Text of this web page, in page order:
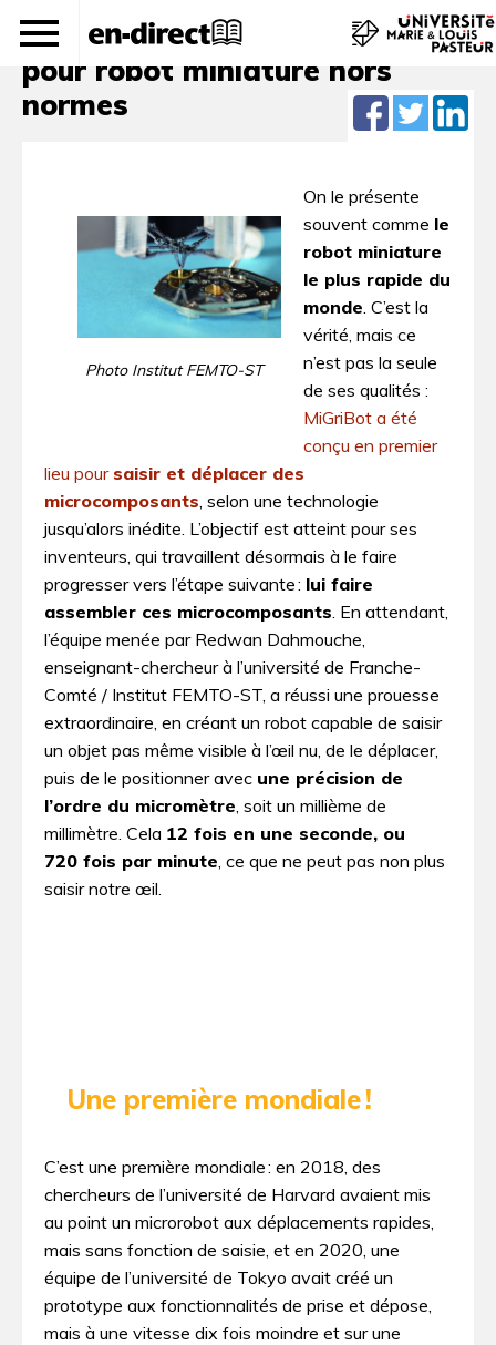
Performances exceptionnelles
pour robot miniature hors
normes
Photo Institut FEMTO-ST
On le présente
souvent comme le
robot miniature
le plus rapide du
monde. C’est la
vérité, mais ce
n’est pas la seule
de ses qualités :
MiGriBot a été
conçu en premier
lieu pour saisir et déplacer des
microcomposants, selon une technologie
jusqu’alors inédite. L’objectif est atteint pour ses
inventeurs, qui travaillent désormais à le faire
progresser vers l’étape suivante : lui faire
assembler ces microcomposants. En attendant,
l’équipe menée par Redwan Dahmouche,
enseignant-chercheur à l’université de Franche-
Comté / Institut FEMTO-ST, a réussi une prouesse
extraordinaire, en créant un robot capable de saisir
un objet pas même visible à l’œil nu, de le déplacer,
puis de le positionner avec une précision de
l’ordre du micromètre, soit un millième de
millimètre. Cela 12 fois en une seconde, ou
720 fois par minute, ce que ne peut pas non plus
saisir notre œil.
Une première mondiale !
C’est une première mondiale : en 2018, des
chercheurs de l’université de Harvard avaient mis
au point un microrobot aux déplacements rapides,
mais sans fonction de saisie, et en 2020, une
équipe de l’université de Tokyo avait créé un
prototype aux fonctionnalités de prise et dépose,
mais à une vitesse dix fois moindre et sur une